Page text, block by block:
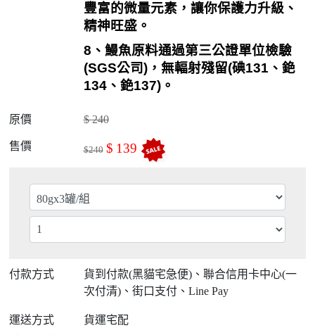
豐富的微量元素，讓你保護力升級、
精神旺盛。
8 、鰻魚原料通過第三公證單位檢驗
(SGS公司)，無輻射殘留(碘131 、銫
134、銫137)。
原價 $ 240
售價 $240 $ 139
付款方式
貨到付款(黑貓宅急便)、聯合信用卡中心(一
次付清)、街口支付、Line Pay
運送方式 貨運宅配